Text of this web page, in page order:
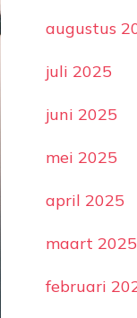
augustus
juli 2025
juni 2025
mei 2025
april 2025
maart 2025
februari